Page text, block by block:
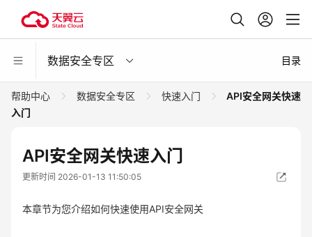
数据安全专区 目录
帮助中心 数据安全专区 快速入门
API安全网关快速
入门
API安全网关快速入门
更新时间 2026-01-13 11:50:05
本章节为您介绍如何快速使用API安全网关